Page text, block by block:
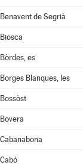
Benavent de Segrià
Biosca
Bòrdes, es
Borges Blanques, les
Bossòst
Bovera
Cabanabona
Cabó